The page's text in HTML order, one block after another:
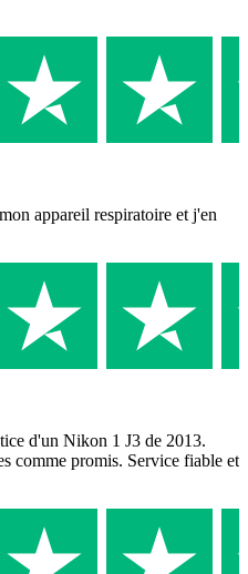
appareil respiratoire et j'en
d'un Nikon 1 J3 de 2013.
comme promis. Service fiable et